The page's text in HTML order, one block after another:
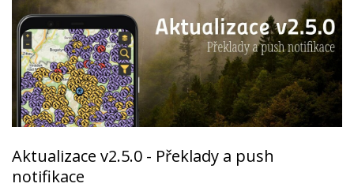
Aktualizace v2.5.0 - Překlady a push
notifikace